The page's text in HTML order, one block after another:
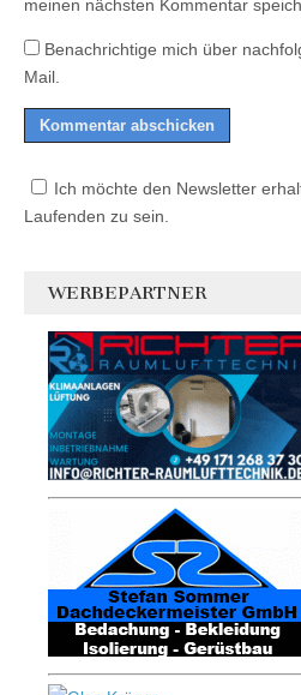
meinen nächsten Kommentar
Benachrichtige mich über
Mail.
Ich möchte den Newsletter
Laufenden zu sein.
WERBEPARTNER